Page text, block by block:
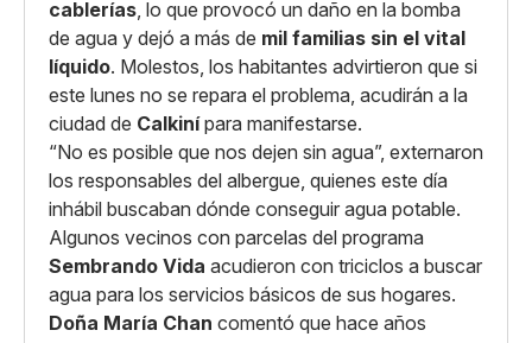
cablerías, lo que provocó un daño en la bomba
de agua y dejó a más de mil familias sin el vital
líquido. Molestos, los habitantes advirtieron que si
este lunes no se repara el problema, acudirán a la
ciudad de Calkinípara manifestarse.
“No es posible que nos dejen sin agua”, externaron
los responsables del albergue, quienes este día
inhábil buscaban dónde conseguir agua potable.
Algunos vecinos con parcelas del programa
Sembrando Vida acudieron con triciclos a buscar
agua para los servicios básicos de sus hogares.
Doña María Chan comentó que hace años